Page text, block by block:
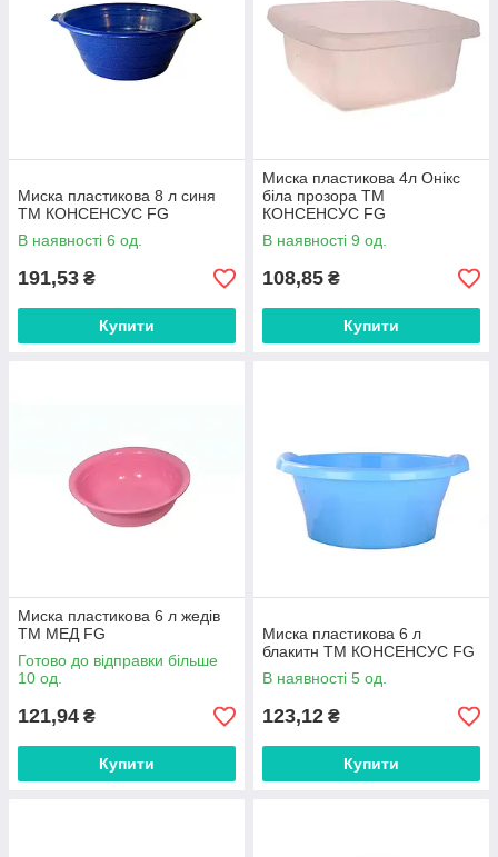
Миска пластикова 8 л синя
ТМ КОНСЕНСУС FG
В наявності 6 од.
191,53 ₴
Купити
Миска пластикова 4л Онікс
біла прозора ТМ
КОНСЕНСУС FG
В наявності 9 од.
108,85 ₴
Купити
Миска пластикова 6 л жедів
ТМ МЕД FG
Готово до відправки більше
10 од.
121,94 ₴
Купити
Миска пластикова 6 л
блакитн ТМ КОНСЕНСУС FG
В наявності 5 од.
123,12 ₴
Купити